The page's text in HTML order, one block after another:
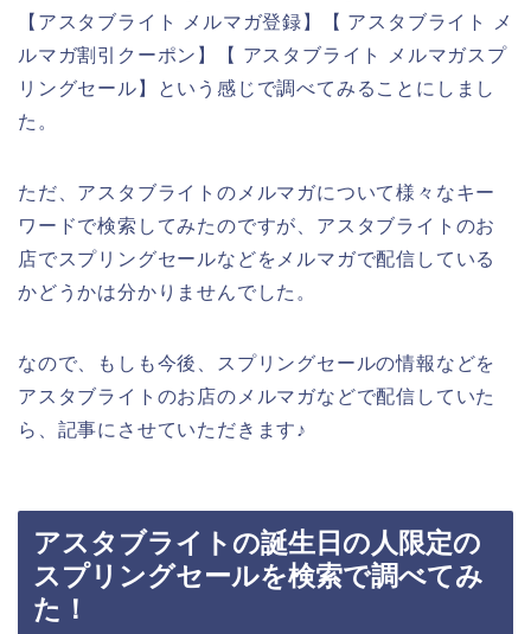
【アスタブライト メルマガ登録】【 アスタブライト メ
ルマガ割引クーポン】【 アスタブライト メルマガスプ
リングセール】という感じで調べてみることにしまし
た。
ただ、アスタブライトのメルマガについて様々なキー
ワードで検索してみたのですが、アスタブライトのお
店でスプリングセールなどをメルマガで配信している
かどうかは分かりませんでした。
なので、もしも今後、スプリングセールの情報などを
アスタブライトのお店のメルマガなどで配信していた
ら、記事にさせていただきます♪
アスタブライトの誕生日の人限定の
スプリングセールを検索で調べてみ
た！